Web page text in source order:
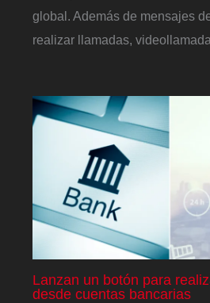
global. Además de mensajes
realizar llamadas,
Lanzan un botón para
desde cuentas bancarias